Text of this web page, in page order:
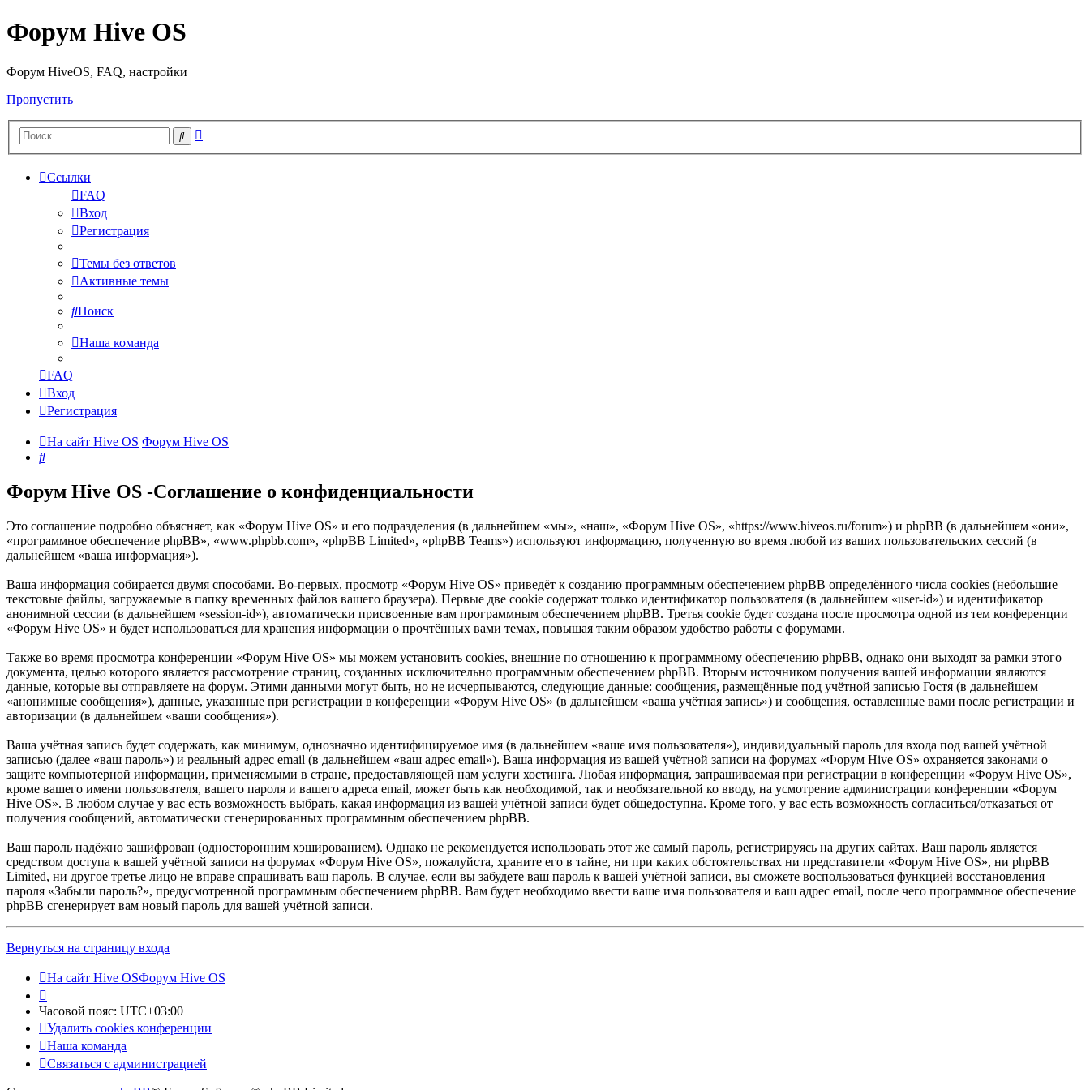
Форум Hive OS
Форум HiveOS, FAQ, настройки
Пропустить
Поиск
Ссылки
FAQ
Вход
Регистрация
Темы без ответов
Активные темы
Поиск
Наша команда
FAQ
Вход
Регистрация
На сайт Hive OS Форум Hive OS
Поиск
Форум Hive OS -Соглашение о конфиденциальности
Это соглашение подробно объясняет, как «Форум Hive OS» и его подразделения (в дальнейшем «мы», «наш», «Форум Hive OS», «https://www.hiveos.ru/forum») и phpBB (в дальнейшем «они»,
«программное обеспечение phpBB», «www.phpbb.com», «phpBB Limited», «phpBB Teams») используют информацию, полученную во время любой из ваших пользовательских сессий (в
дальнейшем «ваша информация»).
Ваша информация собирается двумя способами. Во-первых, просмотр «Форум Hive OS» приведёт к созданию программным обеспечением phpBB определённого числа cookies (небольшие
текстовые файлы, загружаемые в папку временных файлов вашего браузера). Первые две cookie содержат только идентификатор пользователя (в дальнейшем «user-id») и идентификатор
анонимной сессии (в дальнейшем «session-id»), автоматически присвоенные вам программным обеспечением phpBB. Третья cookie будет создана после просмотра одной из тем конференции
«Форум Hive OS» и будет использоваться для хранения информации о прочтённых вами темах, повышая таким образом удобство работы с форумами.
Также во время просмотра конференции «Форум Hive OS» мы можем установить cookies, внешние по отношению к программному обеспечению phpBB, однако они выходят за рамки этого
документа, целью которого является рассмотрение страниц, созданных исключительно программным обеспечением phpBB. Вторым источником получения вашей информации являются
данные, которые вы отправляете на форум. Этими данными могут быть, но не исчерпываются, следующие данные: сообщения, размещённые под учётной записью Гостя (в дальнейшем
«анонимные сообщения»), данные, указанные при регистрации в конференции «Форум Hive OS» (в дальнейшем «ваша учётная запись») и сообщения, оставленные вами после регистрации и
авторизации (в дальнейшем «ваши сообщения»).
Ваша учётная запись будет содержать, как минимум, однозначно идентифицируемое имя (в дальнейшем «ваше имя пользователя»), индивидуальный пароль для входа под вашей учётной
записью (далее «ваш пароль») и реальный адрес email (в дальнейшем «ваш адрес email»). Ваша информация из вашей учётной записи на форумах «Форум Hive OS» охраняется законами о
защите компьютерной информации, применяемыми в стране, предоставляющей нам услуги хостинга. Любая информация, запрашиваемая при регистрации в конференции «Форум Hive OS»,
кроме вашего имени пользователя, вашего пароля и вашего адреса email, может быть как необходимой, так и необязательной ко вводу, на усмотрение администрации конференции «Форум
Hive OS». В любом случае у вас есть возможность выбрать, какая информация из вашей учётной записи будет общедоступна. Кроме того, у вас есть возможность согласиться/отказаться от
получения сообщений, автоматически сгенерированных программным обеспечением phpBB.
Ваш пароль надёжно зашифрован (односторонним хэшированием). Однако не рекомендуется использовать этот же самый пароль, регистрируясь на других сайтах. Ваш пароль является
средством доступа к вашей учётной записи на форумах «Форум Hive OS», пожалуйста, храните его в тайне, ни при каких обстоятельствах ни представители «Форум Hive OS», ни phpBB
Limited, ни другое третье лицо не вправе спрашивать ваш пароль. В случае, если вы забудете ваш пароль к вашей учётной записи, вы сможете воспользоваться функцией восстановления
пароля «Забыли пароль?», предусмотренной программным обеспечением phpBB. Вам будет необходимо ввести ваше имя пользователя и ваш адрес email, после чего программное обеспечение
phpBB сгенерирует вам новый пароль для вашей учётной записи.
Вернуться на страницу входа
На сайт Hive OSФорум Hive OS
Часовой пояс: UTC+03:00
Удалить cookies конференции
Наша команда
Связаться с администрацией